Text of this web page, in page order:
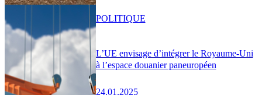
L’UE envisage d’intégrer le Royaume-Uni
à l’espace douanier paneuropéen
24.01.2025
POLITIQUE